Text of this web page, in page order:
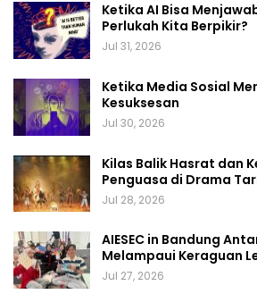
Ketika AI Bisa
Perlukah Kita Berpikir?
Jul 31, 2026
Ketika Media Sosial
Kesuksesan
Jul 30, 2026
Kilas Balik Hasrat dan
Penguasa di Drama
Jul 28, 2026
AIESEC in Bandung
Melampaui Keraguan
Jul 27, 2026